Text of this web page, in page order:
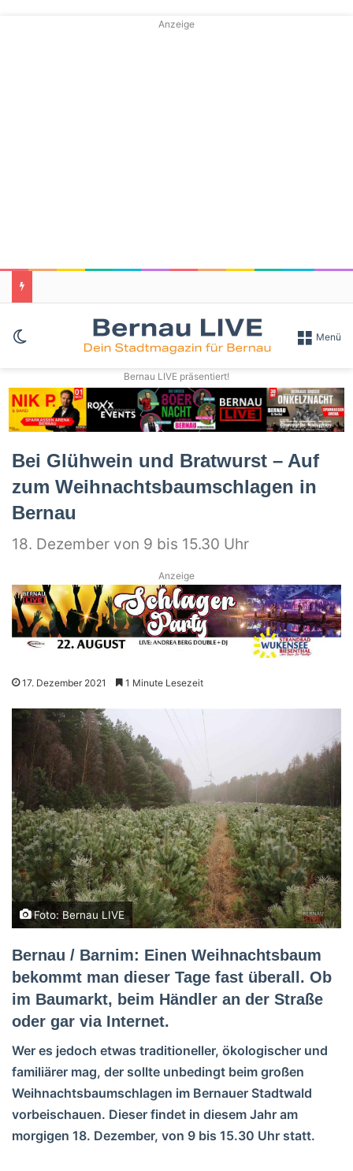
Anzeige
Skin umschalten Menü
Bernau LIVE präsentiert!
Bei Glühwein und Bratwurst – Auf
zum Weihnachtsbaumschlagen in
Bernau
18. Dezember von 9 bis 15.30 Uhr
Anzeige
17. Dezember 2021 1 Minute Lesezeit
Foto: Bernau LIVE
Bernau / Barnim: Einen Weihnachtsbaum
bekommt man dieser Tage fast überall. Ob
im Baumarkt, beim Händler an der Straße
oder gar via Internet.
Wer es jedoch etwas traditioneller, ökologischer und
familiärer mag, der sollte unbedingt beim großen
Weihnachtsbaumschlagen im Bernauer Stadtwald
vorbeischauen. Dieser findet in diesem Jahr am
morgigen 18. Dezember, von 9 bis 15.30 Uhr statt.